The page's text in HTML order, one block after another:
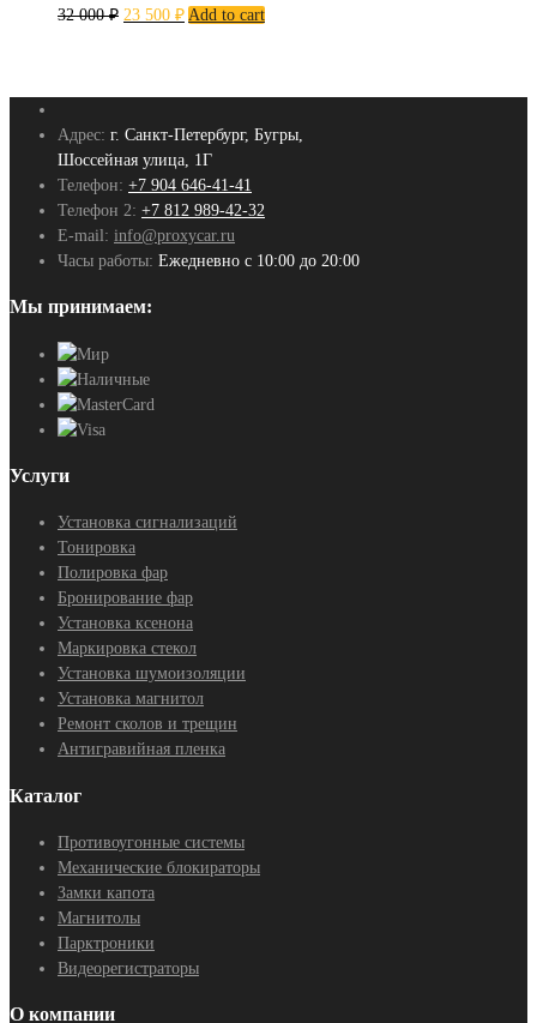
32 000₽ 23 500 ₽ Add to cart
Адрес: г. Санкт-Петербург, Бугры,
Шоссейная улица, 1Г
Телефон: +7 904 646-41-41
Телефон 2: +7 812 989-42-32
E-mail: info@proxycar.ru
Часы работы: Ежедневно с 10:00 до 20:00
Мы принимаем:
Услуги
Установка сигнализаций
Тонировка
Полировка фар
Бронирование фар
Установка ксенона
Маркировка стекол
Установка шумоизоляции
Установка магнитол
Ремонт сколов и трещин
Антигравийная пленка
Каталог
Противоугонные системы
Механические блокираторы
Замки капота
Магнитолы
Парктроники
Видеорегистраторы
О компании